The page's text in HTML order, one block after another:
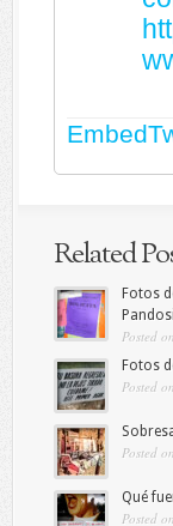
Related
Fotos
Posted
Fotos
Posted
Posted
Qué
Posted